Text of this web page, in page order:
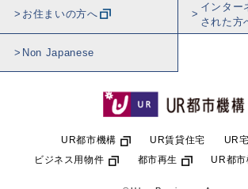
お住まいの方へ
インター
された方
Non Japanese
UR都市機構 UR賃貸住宅
UR
ビジネス用物件
都市再生 UR都市